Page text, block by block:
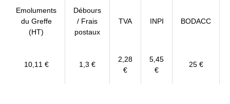
Emoluments
du Greffe
(HT)
Débours
/ Frais
postaux
TVA INPI BODACC
10,11 € 1,3 €
2,28
€
5,45
€
25 €